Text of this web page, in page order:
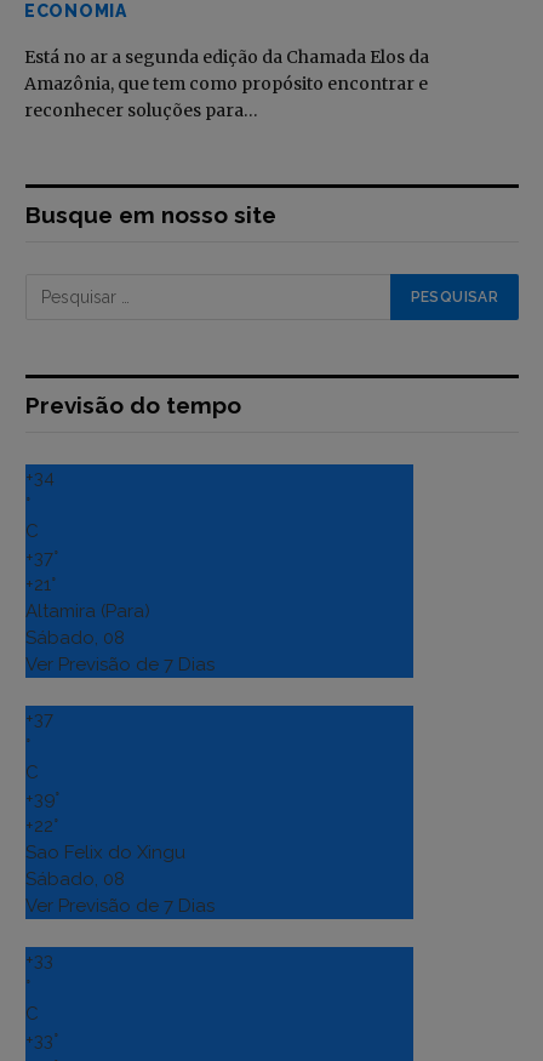
ECONOMIA
Está no ar a segunda edição da Chamada Elos da
Amazônia, que tem como propósito encontrar e
reconhecer soluções para…
Busque em nosso site
Previsão do tempo
+34
°
C
+37°
+21°
Altamira (Para)
Sábado, 08
Ver Previsão de 7 Dias
+37
°
C
+39°
+22°
Sao Felix do Xingu
Sábado, 08
Ver Previsão de 7 Dias
+33
°
C
+33°